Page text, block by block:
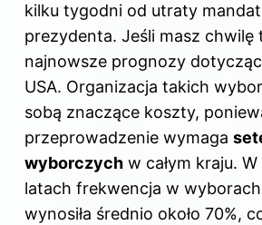
kilku tygodni od utraty
prezydenta. Jeśli masz chwilę
najnowsze prognozy
USA. Organizacja takich
sobą znaczące koszty,
przeprowadzenie wymaga
wyborczych w całym kraju.
latach frekwencja w
wynosiła średnio około 70%,